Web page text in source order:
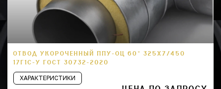
ОТВОД УКОРОЧЕННЫЙ ППУ-ОЦ 60° 325Х7/450
17Г1С-У ГОСТ 30732-2020
ХАРАКТЕРИСТИКИ